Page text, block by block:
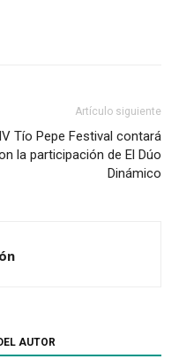
Artículo siguiente
Tío Pepe Festival contará
la participación de El Dúo
Dinámico
AUTOR